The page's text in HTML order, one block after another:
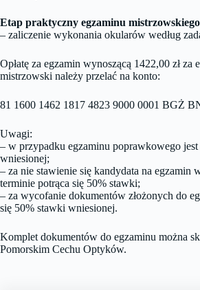
Etap praktyczny egzaminu
– zaliczenie wykonania okularów według
Opłatę za egzamin wynoszącą 1422,00 zł za
mistrzowski należy przelać na konto:
81 1600 1462 1817 4823 9000 0001 BGŻ
Uwagi:
– w przypadku egzaminu poprawkowego
wniesionej;
– za nie stawienie się kandydata na egzamin
terminie potrąca się 50% stawki;
– za wycofanie dokumentów złożonych do
się 50% stawki wniesionej.
Komplet dokumentów do egzaminu można
Pomorskim Cechu Optyków.